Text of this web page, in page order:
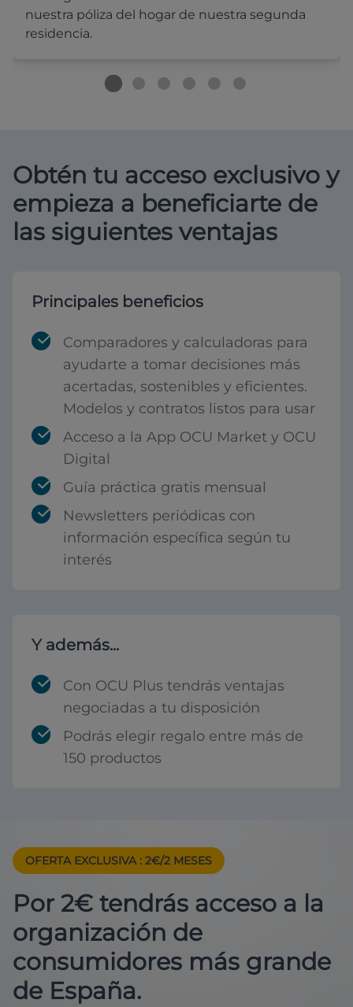
nuestra póliza del hogar de nuestra segunda
residencia.
Obtén tu acceso exclusivo y
empieza a beneficiarte de
las siguientes ventajas
Principales beneficios
Comparadores y calculadoras para
ayudarte a tomar decisiones más
acertadas, sostenibles y eficientes.
Modelos y contratos listos para usar
Acceso a la App OCU Market y OCU
Digital
Guía práctica gratis mensual
Newsletters periódicas con
información específica según tu
interés
Y además...
Con OCU Plus tendrás ventajas
negociadas a tu disposición
Podrás elegir regalo entre más de
150 productos
OFERTA EXCLUSIVA : 2€/2 MESES
Por 2€ tendrás acceso a la
organización de
consumidores más grande
de España.